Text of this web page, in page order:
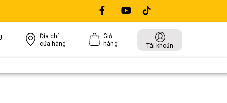
Địa chỉ
cửa hàng
Giỏ
hàng
Tài khoản